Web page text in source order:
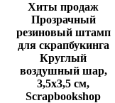
Хиты продаж
Прозрачный
резиновый штамп
для скрапбукинга
Круглый
воздушный шар,
3,5х3,5 см,
Scrapbookshop